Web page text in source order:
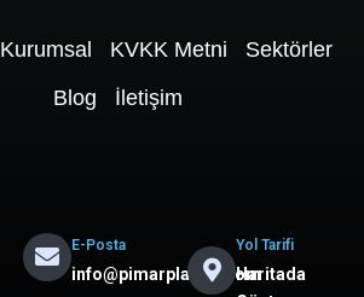
Kurumsal KVKK Metni
Sektörler
Blog
İletişim
E-Posta
info@pimarplastik.com
Yol Tarifi
Haritada